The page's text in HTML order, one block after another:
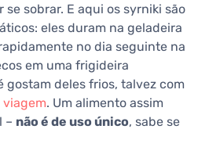
sobrar. E aqui os syrniki são
eles duram na geladeira
no dia seguinte na
em uma frigideira
deles frios, talvez com
. Um alimento assim
– não é de uso único, sabe se